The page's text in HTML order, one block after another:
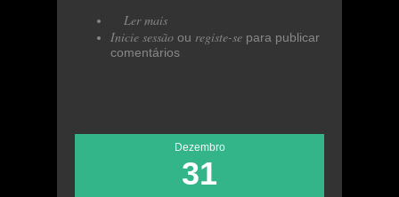
Ler mais
pontos em janeiro
Inicie sessão ou registe-se para publicar
comentários
Dezembro
31